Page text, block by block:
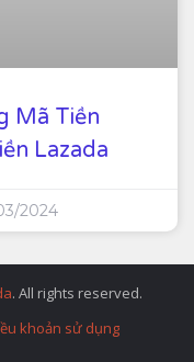
Mã Tiền
Lazada
2024
. All rights reserved.
khoản sử dụng